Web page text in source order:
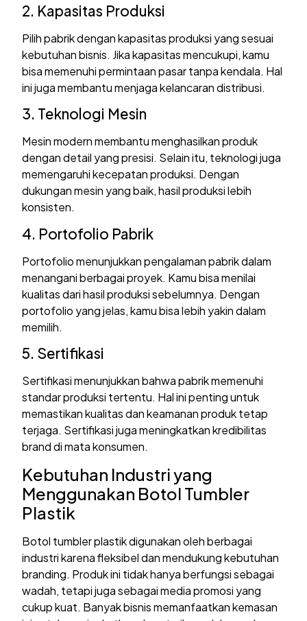
2. Kapasitas Produksi
Pilih pabrik dengan kapasitas produksi yang sesuai
kebutuhan bisnis. Jika kapasitas mencukupi, kamu
bisa memenuhi permintaan pasar tanpa kendala. Hal
ini juga membantu menjaga kelancaran distribusi.
3. Teknologi Mesin
Mesin modern membantu menghasilkan produk
dengan detail yang presisi. Selain itu, teknologi juga
memengaruhi kecepatan produksi. Dengan
dukungan mesin yang baik, hasil produksi lebih
konsisten.
4. Portofolio Pabrik
Portofolio menunjukkan pengalaman pabrik dalam
menangani berbagai proyek. Kamu bisa menilai
kualitas dari hasil produksi sebelumnya. Dengan
portofolio yang jelas, kamu bisa lebih yakin dalam
memilih.
5. Sertifikasi
Sertifikasi menunjukkan bahwa pabrik memenuhi
standar produksi tertentu. Hal ini penting untuk
memastikan kualitas dan keamanan produk tetap
terjaga. Sertifikasi juga meningkatkan kredibilitas
brand di mata konsumen.
Kebutuhan Industri yang
Menggunakan Botol Tumbler
Plastik
Botol tumbler plastik digunakan oleh berbagai
industri karena fleksibel dan mendukung kebutuhan
branding. Produk ini tidak hanya berfungsi sebagai
wadah, tetapi juga sebagai media promosi yang
cukup kuat. Banyak bisnis memanfaatkan kemasan